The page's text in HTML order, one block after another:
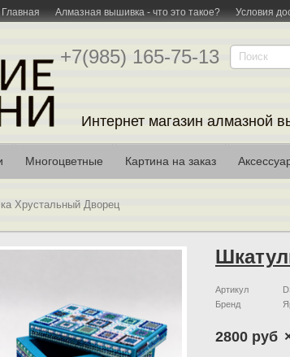
Главная Алмазная вышивка - что это такое? Условия
Интернет магазин алмазной
+7(985) 165-75-13
Многоцветные Картина на заказ
Хрустальный Дворец
Артикул
Бренд
2800 руб